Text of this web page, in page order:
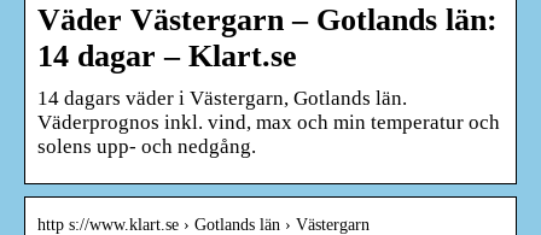
Väder Västergarn – Gotlands län:
14 dagar – Klart.se
14 dagars väder i Västergarn, Gotlands län.
Väderprognos inkl. vind, max och min temperatur och
solens upp- och nedgång.
http s://www.klart.se › Gotlands län › Västergarn